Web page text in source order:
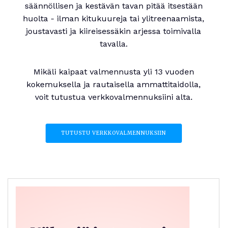
säännöllisen ja kestävän tavan pitää itsestään
huolta - ilman kitukuureja tai ylitreenaamista,
joustavasti ja kiireisessäkin arjessa toimivalla
tavalla.
Mikäli kaipaat valmennusta yli 13 vuoden
kokemuksella ja rautaisella ammattitaidolla,
voit tutustua verkkovalmennuksiini alta.
TUTUSTU VERKKOVALMENNUKSIIN